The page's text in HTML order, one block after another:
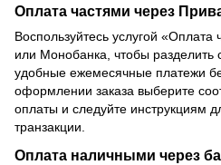
Оплата частями через
Воспользуйтесь услугой
или Монобанка, чтобы разделить
удобные ежемесячные платежи
оформлении заказа выберите
оплаты и следуйте инструкциям
транзакции.
Оплата наличными через